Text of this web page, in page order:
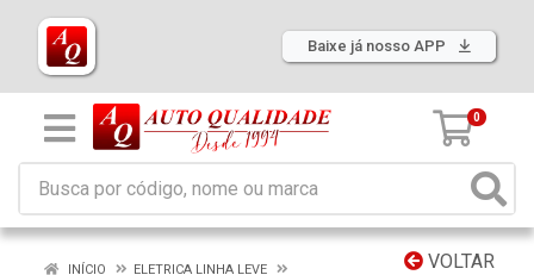
Baixe já nosso APP
0
VOLTAR
INÍCIO
ELETRICA LINHA LEVE